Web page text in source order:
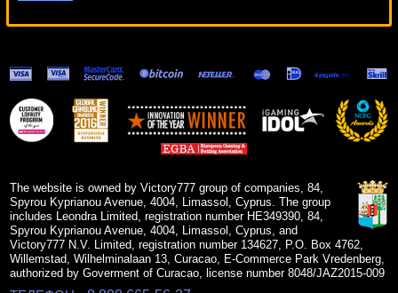
Rapid Reels
7825 ₽
superman***
Fantastic Four
The website is owned by Victory777 group of companies, 84,
Spyrou Kyprianou Avenue, 4004, Limassol, Cyprus. The group
includes Leondra Limited, registration number HE349390, 84,
Spyrou Kyprianou Avenue, 4004, Limassol, Cyprus, and
Victory777 N.V. Limited, registration number 134627, P.O. Box 4762,
Willemstad, Wilhelminalaan 13, Curacao, E-Commerce Park Vredenberg,
authorized by Goverment of Curacao, license number 8048/JAZ2015-009